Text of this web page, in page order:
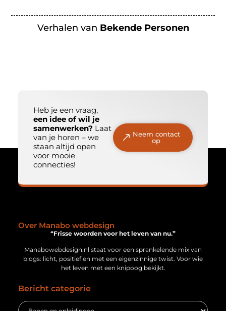
Verhalen van Bekende Personen
Heb je een vraag,
een idee of wil je
samenwerken? Laat
van je horen – we
staan altijd open
voor mooie
connecties!
Neem contact
op
Over Manabo webdesign
“Frisse woorden voor het leven van nu.”
Manabowebdesign.nl staat voor een sprankelende mix van
blogs: licht, positief en met een eigenzinnige twist. Voor wie
het leven met een knipoog bekijkt.
Bericht categorie